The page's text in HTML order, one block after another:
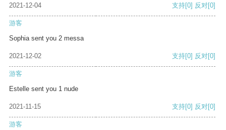
2021-12-04 支持[0] 反对[0]
游客
Sophia sent you 2 messa
2021-12-02 支持[0] 反对[0]
游客
Estelle sent you 1 nude
2021-11-15 支持[0] 反对[0]
游客